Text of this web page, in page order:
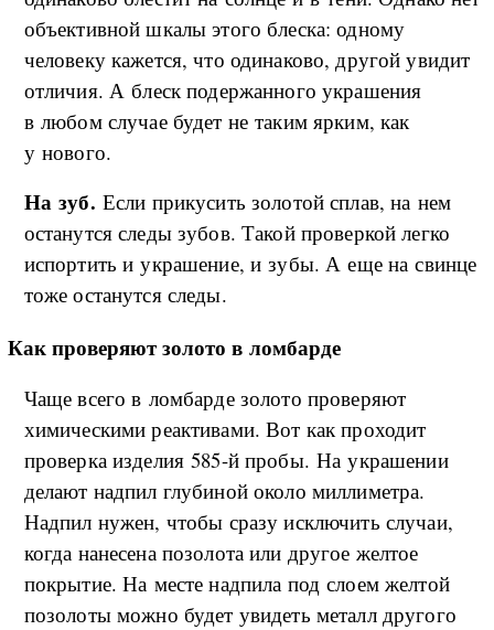
объективной шкалы этого блеска: одному
человеку кажется, что одинаково, другой увидит
отличия. А блеск подержанного украшения
в любом случае будет не таким ярким, как
у нового.
На зуб. Если прикусить золотой сплав, на нем
останутся следы зубов. Такой проверкой легко
испортить и украшение, и зубы. А еще на свинце
тоже останутся следы.
Как проверяют золото в ломбарде
Чаще всего в ломбарде золото проверяют
химическими реактивами. Вот как проходит
проверка изделия 585-й пробы. На украшении
делают надпил глубиной около миллиметра.
Надпил нужен, чтобы сразу исключить случаи,
когда нанесена позолота или другое желтое
покрытие. На месте надпила под слоем желтой
позолоты можно будет увидеть металл другого